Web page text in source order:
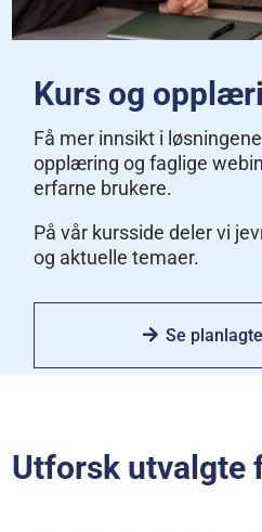
Kurs og
Få mer innsikt i
opplæring og faglige
erfarne brukere.
På vår kursside deler vi
og aktuelle temaer.
Se
Utforsk utvalgte